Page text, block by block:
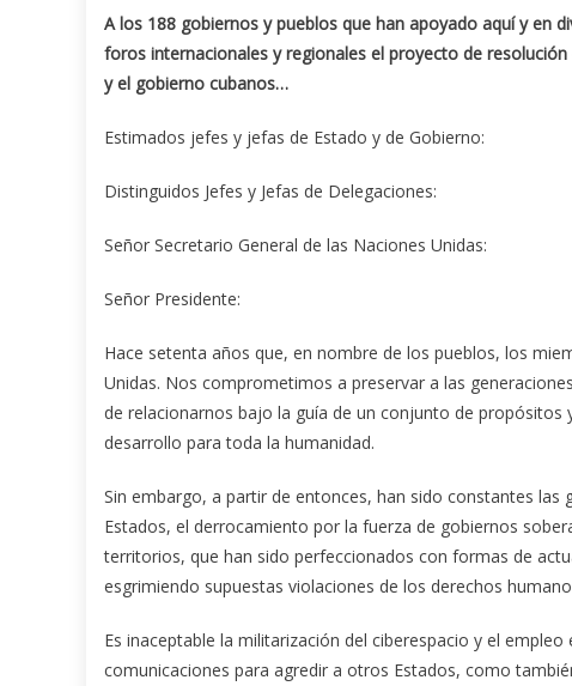
A los 188 gobiernos y pueblos que han apoyado aquí y en
foros internacionales y regionales el proyecto de
y el gobierno cubanos…
Estimados jefes y jefas de Estado y de Gobierno:
Distinguidos Jefes y Jefas de Delegaciones:
Señor Secretario General de las Naciones Unidas:
Señor Presidente:
Hace setenta años que, en nombre de los pueblos, los
Unidas. Nos comprometimos a preservar a las
de relacionarnos bajo la guía de un conjunto de
desarrollo para toda la humanidad.
Sin embargo, a partir de entonces, han sido constantes
Estados, el derrocamiento por la fuerza de gobiernos
territorios, que han sido perfeccionados con formas de
esgrimiendo supuestas violaciones de los derechos
Es inaceptable la militarización del ciberespacio y el
comunicaciones para agredir a otros Estados, como